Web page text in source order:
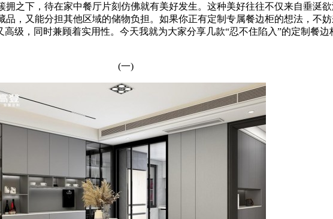
下，待在家中餐厅片刻仿佛就有美好发生。这种美好往往不仅来自垂涎
，又能分担其他区域的储物负担。如果你正有定制专属餐边柜的想法，不
级，同时兼顾着实用性。今天我就为大家分享几款“忍不住陷入”的定制餐
(一)